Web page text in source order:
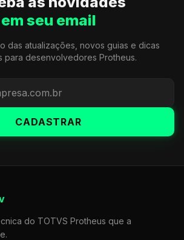
em seu email
das atualizações, novos guias e dicas
para desenvolvedores Protheus.
CADASTRAR
do TOTVS Protheus que a